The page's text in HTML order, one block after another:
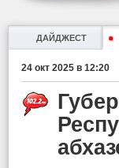
ДАЙДЖЕСТ
24 окт 2025 в 12:20